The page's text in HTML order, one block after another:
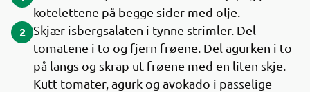
kotelettene på begge sider med olje.
2 Skjær isbergsalaten i tynne strimler. Del
tomatene i to og fjern frøene. Del agurken i to
på langs og skrap ut frøene med en liten skje.
Kutt tomater, agurk og avokado i passelige